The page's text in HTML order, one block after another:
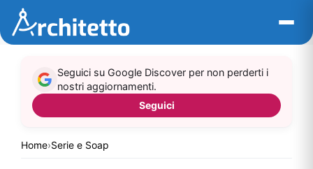
contenuto
Home›Serie e Soap
Seguici su Google Discover per non perderti i
nostri aggiornamenti.
Seguici